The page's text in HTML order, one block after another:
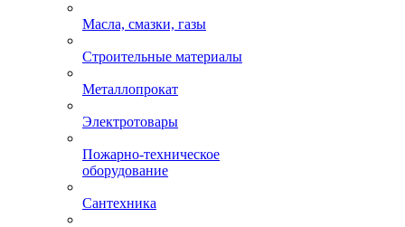
Масла, смазки, газы
Строительные материалы
Металлопрокат
Электротовары
Пожарно-техническое
оборудование
Сантехника